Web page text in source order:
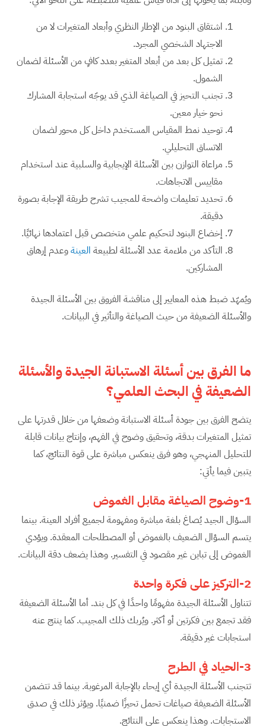
اشتقاق البنود من الإطار النظري وأبعاد المتغيرات لا من
الاجتهاد الشخصي المجرد.
تمثيل كل بعد من أبعاد المتغير بعدد كافٍ من الأسئلة لضمان
الشمول.
تجنب التحيز في الصياغة الذي قد يوجّه استجابة المشارك
نحو خيار معين.
توحيد نمط المقياس المستخدم داخل كل محور لضمان
الاتساق التحليلي.
مراعاة التوازن بين الأسئلة الإيجابية والسلبية عند استخدام
مقاييس الاتجاهات.
تحديد تعليمات واضحة للمجيب تشرح طريقة الإجابة بصورة
دقيقة.
إخضاع البنود لتحكيم علمي متخصص قبل اعتمادها نهائيًا.
التأكد من ملاءمة عدد الأسئلة لطبيعة العينةوعدم إرهاق
المشاركين.
ويُمهّد ضبط هذه المعايير إلى مناقشة الفروق بين الأسئلة الجيدة
والأسئلة الضعيفة من حيث الصياغة والتأثير في البيانات.
ما الفرق بين أسئلة الاستبانة الجيدة والأسئلة
الضعيفة في البحث العلمي؟
يتضح الفرق بين جودة أسئلة الاستبانة وضعفها من خلال قدرتها على
تمثيل المتغيرات بدقة، وتحقيق وضوح في الفهم، وإنتاج بيانات قابلة
للتحليل المنهجي، وهو فرق ينعكس مباشرة على قوة النتائج، كما
يتبين فيما يأتي:
1-وضوح الصياغة مقابل الغموض
السؤال الجيد يُصاغ بلغة مباشرة ومفهومة لجميع أفراد العينة. بينما
يتسم السؤال الضعيف بالغموض أو المصطلحات المعقدة. ويؤدي
الغموض إلى تباين غير مقصود في التفسير. وهذا يضعف دقة البيانات.
2-التركيز على فكرة واحدة
تتناول الأسئلة الجيدة مفهومًا واحدًا في كل بند. أما الأسئلة الضعيفة
فقد تجمع بين فكرتين أو أكثر. ويُربك ذلك المجيب. كما ينتج عنه
استجابات غير دقيقة.
3-الحياد في الطرح
تتجنب الأسئلة الجيدة أي إيحاء بالإجابة المرغوبة. بينما قد تتضمن
الأسئلة الضعيفة صياغات تحمل تحيزًا ضمنيًا. ويؤثر ذلك في صدق
الاستجابات. وهذا ينعكس على النتائج.